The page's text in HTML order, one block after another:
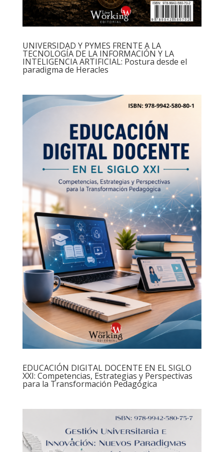
UNIVERSIDAD Y PYMES FRENTE A LA
TECNOLOGÍA DE LA INFORMACIÓN Y LA
INTELIGENCIA ARTIFICIAL: Postura desde el
paradigma de Heracles
EDUCACIÓN DIGITAL DOCENTE EN EL SIGLO
XXI: Competencias, Estrategias y Perspectivas
para la Transformación Pedagógica